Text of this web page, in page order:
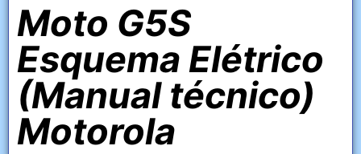
Moto G5S
Esquema Elétrico
(Manual técnico)
Motorola